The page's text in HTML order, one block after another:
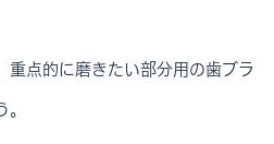
重点的に磨きたい部分用の歯ブラ